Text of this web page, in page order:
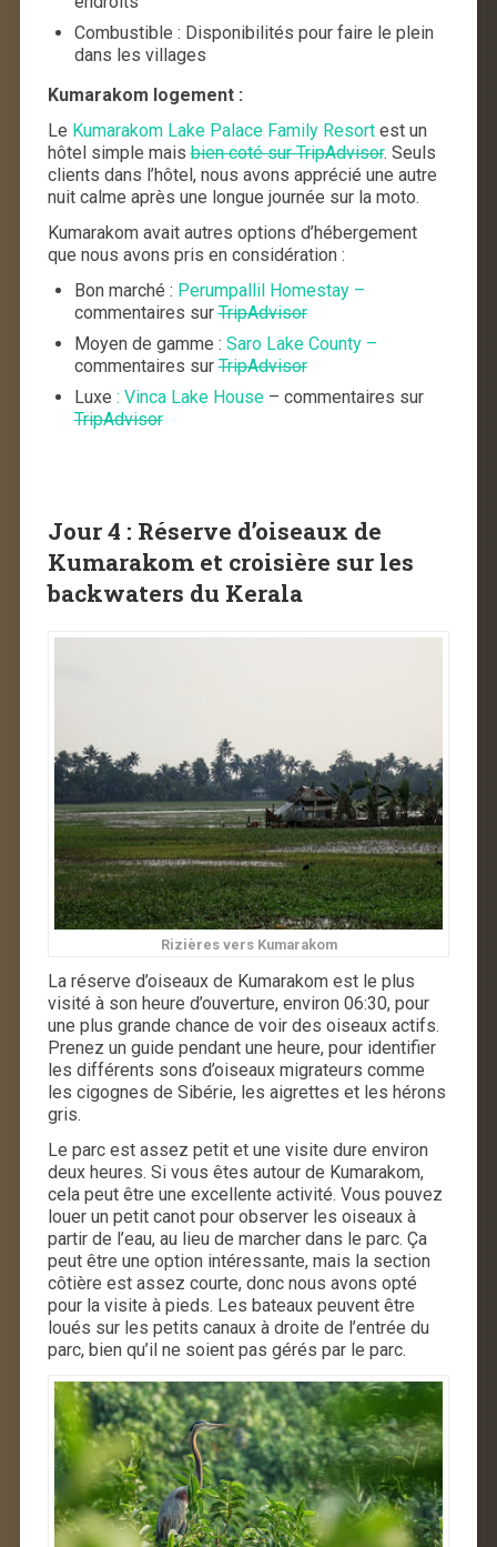
Combustible : Disponibilités pour faire le plein
dans les villages
Kumarakom logement :
Le Kumarakom Lake Palace Family Resortest un
hôtel simple maisbien coté sur TripAdvisor. Seuls
clients dans l’hôtel, nous avons apprécié une autre
nuit calme après une longue journée sur la moto.
Kumarakom avait autres options d’hébergement
que nous avons pris en considération :
Bon marché : Perumpallil Homestay –
commentaires surTripAdvisor
Moyen de gamme : Saro Lake County –
commentaires surTripAdvisor
Luxe : Vinca Lake House – commentaires sur
TripAdvisor
Jour 4 : Réserve d’oiseaux de
Kumarakom et croisière sur les
backwaters du Kerala
Rizières vers Kumarakom
La réserve d’oiseaux de Kumarakom est le plus
visité à son heure d’ouverture, environ 06:30, pour
une plus grande chance de voir des oiseaux actifs.
Prenez un guide pendant une heure, pour identifier
les différents sons d’oiseaux migrateurs comme
les cigognes de Sibérie, les aigrettes et les hérons
gris.
Le parc est assez petit et une visite dure environ
deux heures. Si vous êtes autour de Kumarakom,
cela peut être une excellente activité. Vous pouvez
louer un petit canot pour observer les oiseaux à
partir de l’eau, au lieu de marcher dans le parc. Ça
peut être une option intéressante, mais la section
côtière est assez courte, donc nous avons opté
pour la visite à pieds. Les bateaux peuvent être
loués sur les petits canaux à droite de l’entrée du
parc, bien qu’il ne soient pas gérés par le parc.